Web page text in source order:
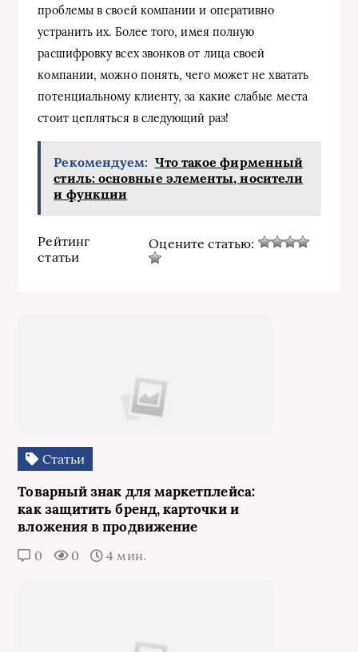
проблемы в своей компании и оперативно
устранить их. Более того, имея полную
расшифровку всех звонков от лица своей
компании, можно понять, чего может не хватать
потенциальному клиенту, за какие слабые места
стоит цепляться в следующий раз!
Рекомендуем: Что такое фирменный
стиль: основные элементы, носители
и функции
Рейтинг
статьи
Оцените статью:
Статьи
Товарный знак для маркетплейса:
как защитить бренд, карточки и
вложения в продвижение
0 0 4 мин.